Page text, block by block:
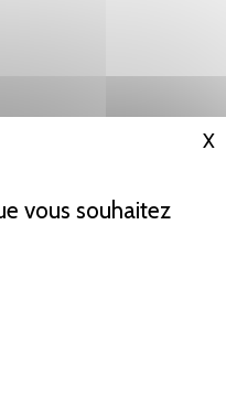
vous souhaitez
X